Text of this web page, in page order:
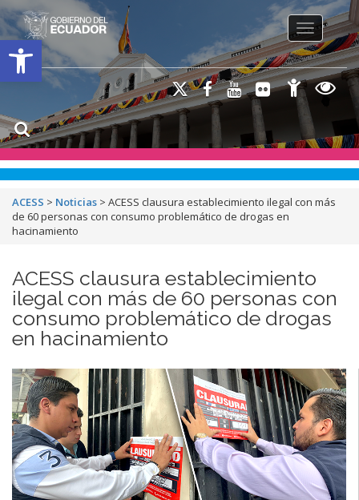
Open toolbar
Toggle
ACESS > Noticias > ACESS clausura establecimiento ilegal con más
de 60 personas con consumo problemático de drogas en
hacinamiento
ACESS clausura establecimiento
ilegal con más de 60 personas con
consumo problemático de drogas
en hacinamiento